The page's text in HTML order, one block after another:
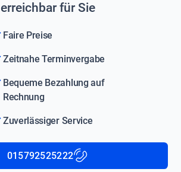
erreichbar für Sie
Faire Preise
Zeitnahe Terminvergabe
Bequeme Bezahlung auf
Rechnung
Zuverlässiger Service
015792525222